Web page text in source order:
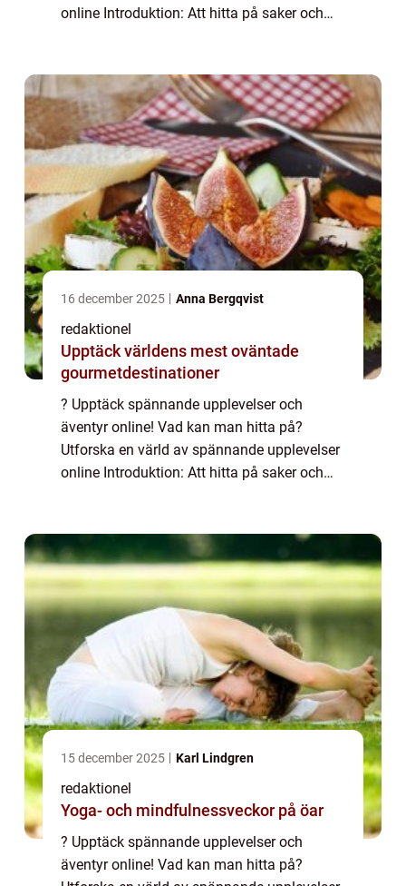
online Introduktion: Att hitta på saker och
kommer...
16 december 2025 Anna Bergqvist
redaktionel
Upptäck världens mest oväntade
gourmetdestinationer
? Upptäck spännande upplevelser och
äventyr online! Vad kan man hitta på?
Utforska en värld av spännande upplevelser
online Introduktion: Att hitta på saker och
15 december 2025 Karl Lindgren
redaktionel
Yoga- och mindfulnessveckor på öar
? Upptäck spännande upplevelser och
äventyr online! Vad kan man hitta på?